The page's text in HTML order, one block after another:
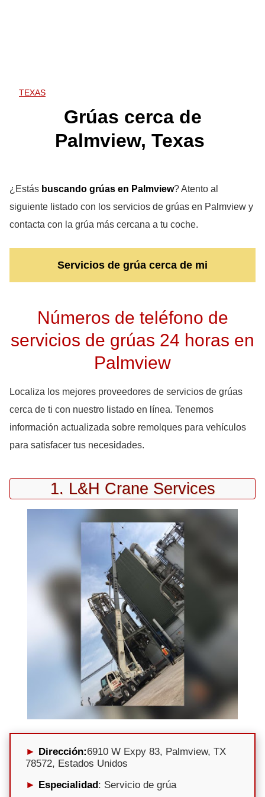
TEXAS
Grúas cerca de
Palmview, Texas
¿Estás buscando grúas en Palmview? Atento al
siguiente listado con los servicios de grúas en Palmview y
contacta con la grúa más cercana a tu coche.
Servicios de grúa cerca de mi
Números de teléfono de
servicios de grúas 24 horas en
Palmview
Localiza los mejores proveedores de servicios de grúas
cerca de ti con nuestro listado en línea. Tenemos
información actualizada sobre remolques para vehículos
para satisfacer tus necesidades.
1. L&H Crane Services
Dirección:6910 W Expy 83, Palmview, TX
78572, Estados Unidos
Especialidad: Servicio de grúa